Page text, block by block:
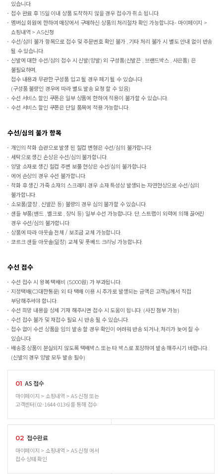
있습니다.
접수 완료 후 15일 이내 상품 도착하지 않을 경우 접수가 취소 됩니다.
멤버십 회원에 한하여 매장에서 구매하신 상품의 처리절차 확인 가능합니다.- 마이페이지 >
쇼핑내역 > AS신청
수선/심의 불가 항목으로 접수 및 주문번호 확인 불가 , 기타 처리 불가 시 별도 안내 없이 반송
될 수 있습니다.
신발에 대한 수선/심의 접수 시 신발(양발) 외 구성품(신발끈 , 브랜드박스 , 사은품) 은
불필요하며,
접수 내용과 무관한 구성품 입고 될 경우 폐기 될 수 있습니다.
(구성품 불량인 경우에 따라 별도 발송 요청 할 수 있음)
수선 서비스 할인 쿠폰은 일부 상품에 한하여 적용이 불가할 수 있습니다.
수선 서비스 할인 쿠폰은 단일 품목에 적용 가능합니다.
수선/심의 불가 항목
개인의 착화 습관으로 발생 된 힐컵 변형은 수선/심의 불가합니다.
세탁으로 생긴 손상은 수선/심의 불가합니다.
양말 소재로 생긴 힐컵 주변 보풀 현상은 수선/심의 불가합니다.
에어 손상의 경우 수선 불가합니다.
착화 후 생긴 가죽 소재의 스크래치 경우 소재 특성상 발생되는 자연현상으로 수선/심의
불가합니다.
소모품(깔창 , 신발끈 등) 불량의 경우 심의 불가할 수 있습니다.
샌들 부품(밴드 , 벨크로 , 장식 등) 일부 수선 가능합니다. 단, 스트랩이 외력에 의해 끊어진
경우 수선/심의 불가합니다.
상품에 따라 아웃솔 전체 / 보조굽 교체 가능합니다.
코르크 샌들 아웃솔(밑창) 교체 및 풋베드 크리닝 가능합니다.
수선 접수
수선 접수 시 왕복 택배비 (5,000원) 가 부과됩니다.
지정택배(CJ대한통운) 외 타 택배 이용 시 추가로 발생되는 금액은 고객님께서 직접
부담해주셔야 합니다.
수선 희망 내용을 상세 기재 해주시면 접수 시 도움이 됩니다. (사진 첨부 가능)
수선 접수 불가 및 재접수 필요 시 반송 될 수 있습니다.
접수 없이 수선 상품을 임의 발송 할 경우 확인이 어려워 반송 되거나, 처리가 늦어 질 수
있습니다.
배송중 상품이 분실되지 않도록 택배박스 또는 타 박스로 포장하여 발송 해주시기 바랍니다.
(신발의 경우 양발 모두 발송 필수)
01 AS 접수
마이페이지 > 쇼핑내역 > AS 신청 또는
고객센터(02-1644-0136)를 통해 접수
02 접수완료
마이페이지 > 쇼핑내역 > AS 신청 에서
접수 상태 확인